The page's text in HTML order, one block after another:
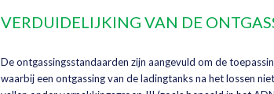
VERDUIDELIJKING VAN DE
De ontgassingsstandaarden zijn aangevuld om de
waarbij een ontgassing van de ladingtanks na het lossen